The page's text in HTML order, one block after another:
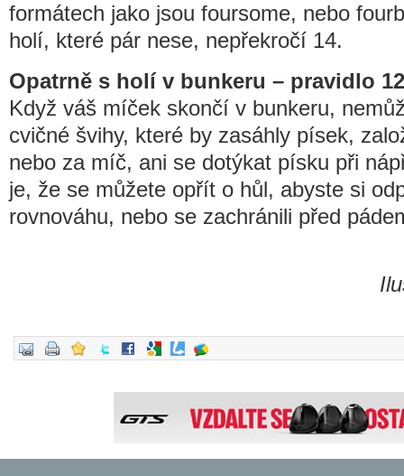
formátech jako jsou foursome, nebo
holí, které pár nese, nepřekročí 14.
Opatrně s holí v bunkeru – pravidlo
Když váš míček skončí v bunkeru,
cvičné švihy, které by zasáhly písek,
nebo za míč, ani se dotýkat písku při
je, že se můžete opřít o hůl, abyste si
rovnováhu, nebo se zachránili před